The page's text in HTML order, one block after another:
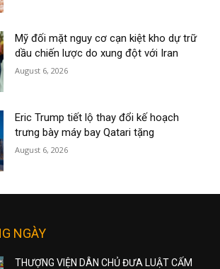
Mỹ đối mặt nguy cơ cạn kiệt kho dự trữ
dầu chiến lược do xung đột với Iran
August 6, 2026
Eric Trump tiết lộ thay đổi kế hoạch
trưng bày máy bay Qatari tặng
August 6, 2026
NGÀY
THƯỢNG VIỆN DÂN CHỦ ĐƯA LUẬT CẤM